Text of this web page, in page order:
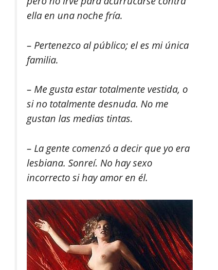
ella en una noche fría.
– Pertenezco al público; el es mi única
familia.
– Me gusta estar totalmente vestida, o
si no totalmente desnuda. No me
gustan las medias tintas.
– La gente comenzó a decir que yo era
lesbiana. Sonreí. No hay sexo
incorrecto si hay amor en él.